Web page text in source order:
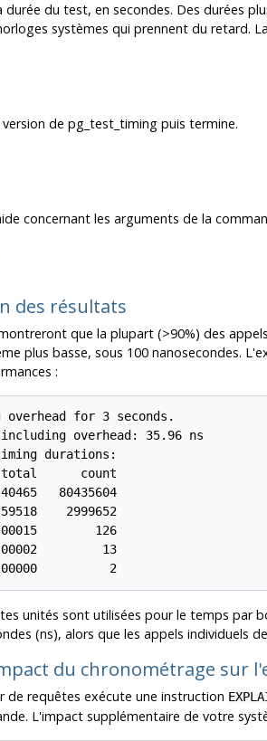
durée du test, en secondes. Des durées
systèmes qui prennent du retard.
de pg_test_timing puis termine.
concernant les arguments de la
des résultats
que la plupart (>90%) des
plus basse, sous 100 nanosecondes.
:
for 3 seconds.
overhead: 35.96 ns
durations:
count
80435604
2999652
126
13
    16      0.00000          2
unités sont utilisées pour le temps par
(ns), alors que les appels individuels
du chronométrage sur
de requêtes exécute une instruction
L'impact supplémentaire de votre